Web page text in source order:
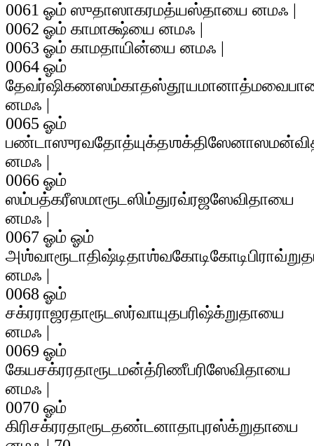
0061 ஓம் ஸுதாஸாகரமத்யஸ்தாயை னமஃ |
0062 ஓம் காமாக்ஷ்யை னமஃ |
0063 ஓம் காமதாயின்யை னமஃ |
0064 ஓம்
னமஃ |
0065 ஓம்
னமஃ |
0066 ஓம்
ஸம்பத்கரீஸமாரூடஸிம்துரவ்ரஜஸேவிதாயை
னமஃ |
0067 ஓம் ஓம்
னமஃ |
0068 ஓம்
சக்ரராஜரதாரூடஸர்வாயுதபரிஷ்க்றுதாயை
னமஃ |
0069 ஓம்
கேயசக்ரரதாரூடமன்த்ரிணீபரிஸேவிதாயை
னமஃ |
0070 ஓம்
கிரிசக்ரரதாரூடதண்டனாதாபுரஸ்க்றுதாயை